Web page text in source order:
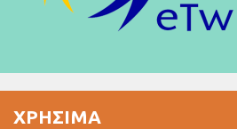
ΧΡΉΣΙΜΑ